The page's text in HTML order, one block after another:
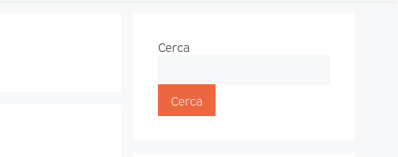
Cerca
Cerca